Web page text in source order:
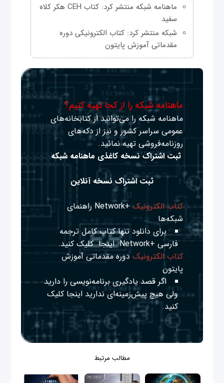
ماهنامه شبکه منتشر کرد: کتاب CEH هکر کلاه
سفید
شبکه منتشر کرد: کتاب الکترونیکی دوره
مقدماتی آموزش پایتون
ماهنامه شبکه را از کجا تهیه کنیم؟
ماهنامه شبکه را می‌توانید از کتابخانه‌های
عمومی سراسر کشور و نیز از دکه‌های
روزنامه‌فروشی تهیه نمائید.
ثبت اشتراک نسخه کاغذی ماهنامه شبکه
ثبت اشتراک نسخه آنلاین
کتاب الکترونیک
+Network راهنمای
شبکه‌ها
برای دانلود تنها کتاب کامل ترجمه
فارسی +Network
اینجا کلیک کنید.
کتاب الکترونیک دوره مقدماتی آموزش
پایتون
اگر قصد یادگیری برنامه‌نویسی را دارید
ولی هیچ پیش‌زمینه‌ای نداریداینجا کلیک
کنید.
مطالب مرتبط